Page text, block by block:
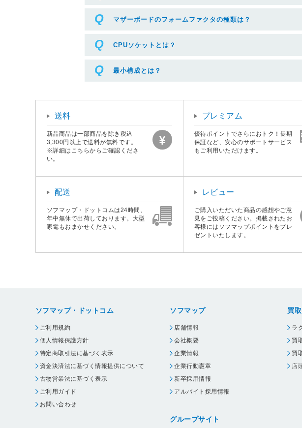
マザーボードのフォームファクタの種類は？
CPUソケットとは？
最小構成とは？
送料
新品商品は一部商品を除き税込
3,300円以上で送料が無料です。
※詳細はこちらからご確認くださ
い。
プレミアム
優待ポイントでさらにおトク！長期
保証など、安心のサポートサービス
もご利用いただけます。
配送
ソフマップ・ドットコムは24時間、
年中無休で出荷しております。大型
家電もおまかせください。
レビュー
ご購入いただいた商品の感想やご意
見をご投稿ください。掲載されたお
客様にはソフマップポイントをプレ
ゼントいたします。
ソフマップ・ドットコム
ご利用規約
個人情報保護方針
特定商取引法に基づく表示
資金決済法に基づく情報提供について
古物営業法に基づく表示
ご利用ガイド
お問い合わせ
ソフマップ
店舗情報
会社概要
企業情報
企業行動憲章
新卒採用情報
アルバイト採用情報
グループサイト
買
ラ
買
買
店